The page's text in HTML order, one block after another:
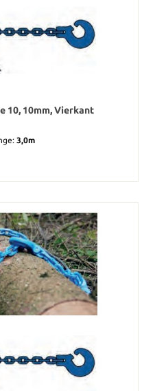
10, 10mm, Vierkant
3,0m